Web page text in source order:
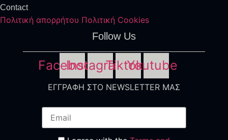
Contact
Πολιτική απορρήτου Πολιτική Cookies
Follow Us
Facebook
Instagram
TiktokYoutube
ΕΓΓΡΑΦΗ ΣΤΟ NEWSLETTER ΜΑΣ